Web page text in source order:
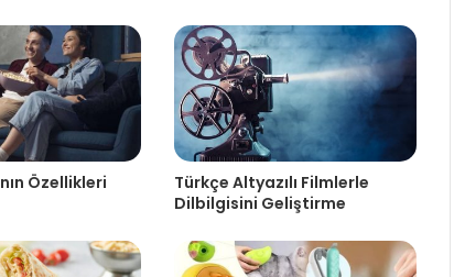
Özellikleri
Türkçe Altyazılı Filmlerle
Dilbilgisini Geliştirme